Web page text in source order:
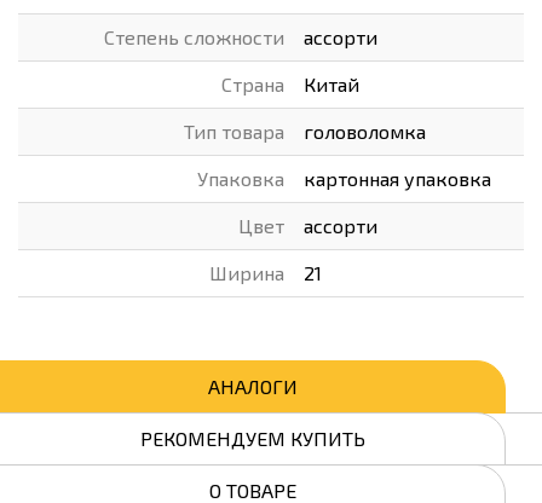
Степень сложности ассорти
Страна Китай
Тип товара головоломка
Упаковка картонная упаковка
Цвет ассорти
Ширина 21
АНАЛОГИ
РЕКОМЕНДУЕМ КУПИТЬ
О ТОВАРЕ